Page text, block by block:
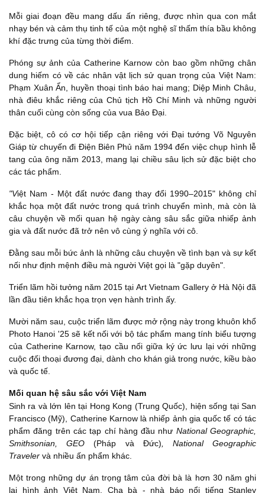
Mỗi giai đoạn đều mang dấu ấn riêng, được nhìn qua con mắt
nhạy bén và cảm thụ tinh tế của một nghệ sĩ thấm thía bầu không
khí đặc trưng của từng thời điểm.
Phóng sự ảnh của Catherine Karnow còn bao gồm những chân
dung hiếm có về các nhân vật lịch sử quan trọng của Việt Nam:
Phạm Xuân Ẩn, huyền thoại tình báo hai mang; Diệp Minh Châu,
nhà điêu khắc riêng của Chủ tịch Hồ Chí Minh và những người
thân cuối cùng còn sống của vua Bảo Đại.
Đặc biệt, cô có cơ hội tiếp cận riêng với Đại tướng Võ Nguyên
Giáp từ chuyến đi Điện Biên Phủ năm 1994 đến việc chụp hình lễ
tang của ông năm 2013, mang lại chiều sâu lịch sử đặc biệt cho
các tác phẩm.
"Việt Nam - Một đất nước đang thay đổi 1990–2015" không chỉ
khắc họa một đất nước trong quá trình chuyển mình, mà còn là
câu chuyện về mối quan hệ ngày càng sâu sắc giữa nhiếp ảnh
gia và đất nước đã trở nên vô cùng ý nghĩa với cô.
Đằng sau mỗi bức ảnh là những câu chuyện về tình bạn và sự kết
nối như định mệnh điều mà người Việt gọi là "gặp duyên".
Triển lãm hồi tưởng năm 2015 tại Art Vietnam Gallery ở Hà Nội đã
lần đầu tiên khắc họa trọn vẹn hành trình ấy.
Mười năm sau, cuộc triển lãm được mở rộng này trong khuôn khổ
Photo Hanoi '25 sẽ kết nối với bộ tác phẩm mang tính biểu tượng
của Catherine Karnow, tạo cầu nối giữa ký ức lưu lại với những
cuộc đối thoại đương đại, dành cho khán giả trong nước, kiều bào
và quốc tế.
Mối quan hệ sâu sắc với Việt Nam
Sinh ra và lớn lên tại Hong Kong (Trung Quốc), hiện sống tại San
Francisco (Mỹ), Catherine Karnow là nhiếp ảnh gia quốc tế có tác
phẩm đăng trên các tạp chí hàng đầu như National Geographic,
Smithsonian, GEO(Pháp và Đức) , National Geographic
Traveler và nhiều ấn phẩm khác.
Một trong những dự án trọng tâm của đời bà là hơn 30 năm ghi
lại hình ảnh Việt Nam. Cha bà - nhà báo nổi tiếng Stanley